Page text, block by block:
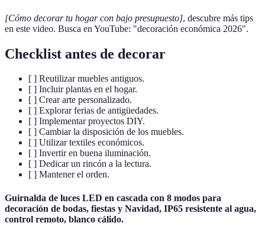
[Cómo decorar tu hogar con bajo presupuesto], descubre más tips
en este video. Busca en YouTube: "decoración económica 2026".
Checklist antes de decorar
[ ] Reutilizar muebles antiguos.
[ ] Incluir plantas en el hogar.
[ ] Crear arte personalizado.
[ ] Explorar ferias de antigüedades.
[ ] Implementar proyectos DIY.
[ ] Cambiar la disposición de los muebles.
[ ] Utilizar textiles económicos.
[ ] Invertir en buena iluminación.
[ ] Dedicar un rincón a la lectura.
[ ] Mantener el orden.
Guirnalda de luces LED en cascada con 8 modos para
decoración de bodas, fiestas y Navidad, IP65 resistente al agua,
control remoto, blanco cálido.